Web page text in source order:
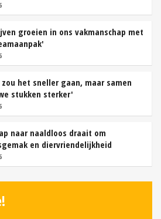
groeien in ons vakmanschap met
het sneller gaan, maar samen
stukken sterker'
naar naaldloos draait om
en diervriendelijkheid